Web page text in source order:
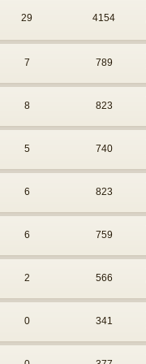
29 4154
7 789
8 823
5 740
6 823
6 759
2 566
0 341